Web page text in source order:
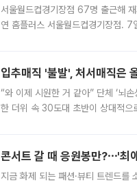
서울월드컵경기장점 67명 출근해
연 홈플러스 서울월드컵경기장점.
입추매직 '불발', 처서매직은
“와 이제 시원한 거 같아” 단체 ‘뇌
한 더위 속 30도대 초반이 상대적으
콘서트 갈 때 응원봉만?⋯'최
지금 화제 되는 패션·뷰티 트렌드를